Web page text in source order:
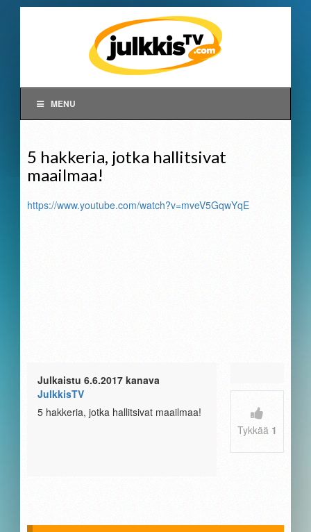
MENU
5 hakkeria, jotka hallitsivat
maailmaa!
https://www.youtube.com/watch?v=mveV5GqwYqE
Julkaistu 6.6.2017 kanava
JulkkisTV
5 hakkeria, jotka hallitsivat maailmaa!
Tykkää 1